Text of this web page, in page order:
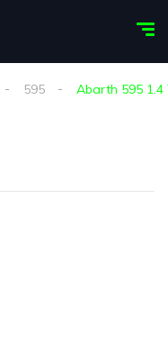
595 Abarth 595 1.4